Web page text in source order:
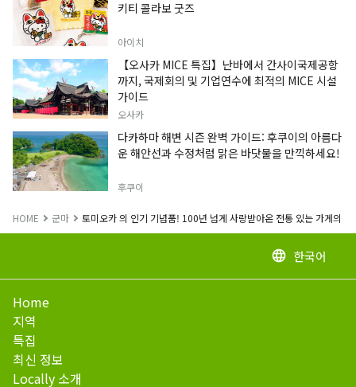
키티 콜라보 굿즈
아이치
【오사카 MICE 특집】난바에서 간사이국제공항
까지, 국제회의 및 기업연수에 최적의 MICE 시설
가이드
오사카
다카하마 해변 시즌 완벽 가이드: 후쿠이의 아름다
운 해안선과 수정처럼 맑은 바닷물을 만끽하세요!
후쿠이
HOME 군마 토미오카 의 인기 기념품! 100년 넘게 사랑받아온 전통 있는 가게의 시
language 한국어
Home
지역
특집
최신 정보
Locally 소개